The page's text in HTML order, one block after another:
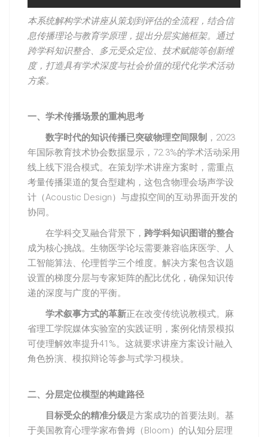
本系统解构学术讲座从策划到评估的全流程，结合信
息传播理论与教育学原理，提出分层实施框架。通过
跨学科知识整合、多元受众定位、技术赋能等创新维
度，打造具有学术深度与社会价值的现代化学术活动
方案。
一、学术传播场景的重构思考
数字时代的知识传播已突破物理空间限制 ，2023
年国际教育技术协会数据显示，72.3%的学术活动采用
线上线下混合模式。在策划学术讲座方案时，需重点
考量传播渠道的复合型建构，这包含物理会场声学设
计（Acoustic Design）与虚拟空间的互动界面开发的
协同。
在学科交叉融合背景下， 跨学科知识图谱的整合
成为核心挑战。生物医学论坛需要兼容临床医学、人
工智能算法、伦理哲学三个维度。解决方案包含议题
设置的梯度分层与专家矩阵的配比优化，确保知识传
递的深度与广度的平衡。
学术叙事方式的革新正在改变传统说教模式。麻
省理工学院媒体实验室的实践证明，案例化情景模拟
可使理解效率提升41%。这就要求讲座方案设计融入
角色扮演、模拟辩论等参与式学习模块。
二、分层定位模型的构建路径
目标受众的精准分级是方案成功的首要法则。基
于美国教育心理学家布鲁姆（Bloom）的认知分层理